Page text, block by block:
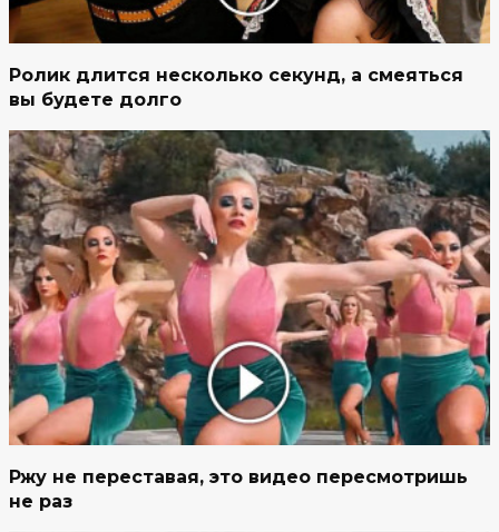
Ролик длится несколько секунд, а смеяться
вы будете долго
Ржу не переставая, это видео пересмотришь
не раз